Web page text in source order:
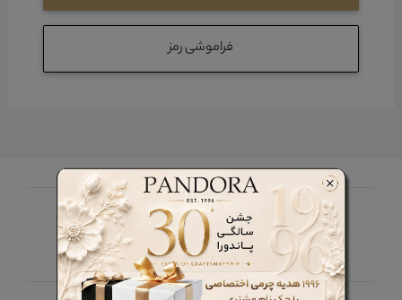
فراموشی رمز
چرم پاندورا را در شبکه های اجتماعی دنبال کنید